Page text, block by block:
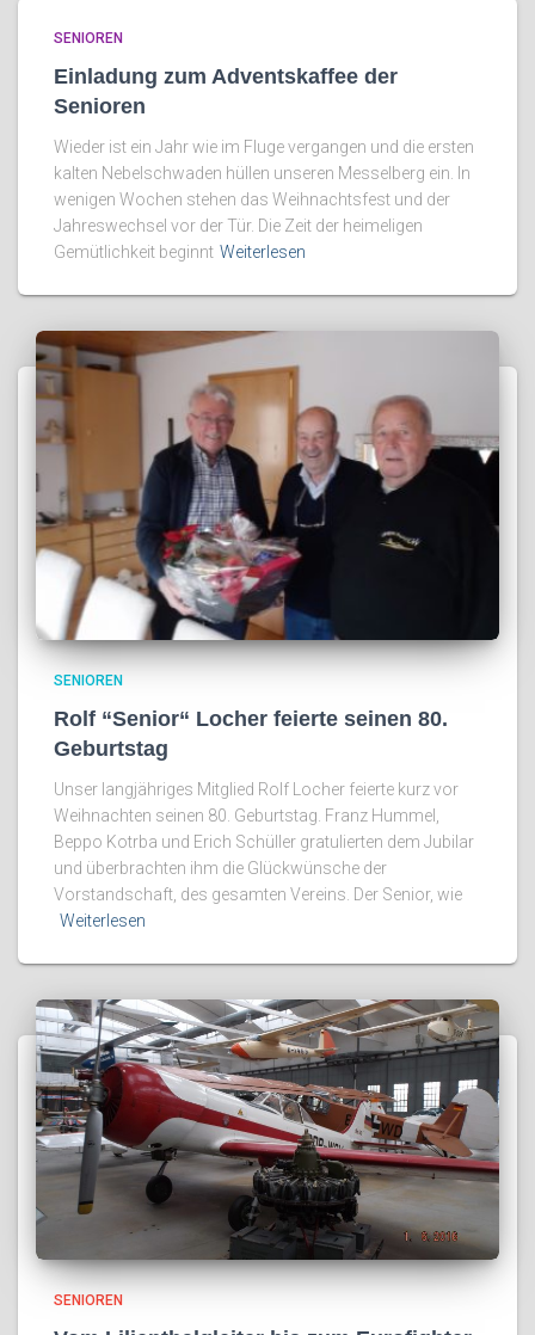
SENIOREN
Einladung zum Adventskaffee der
Senioren
Wieder ist ein Jahr wie im Fluge vergangen und die ersten
kalten Nebelschwaden hüllen unseren Messelberg ein. In
wenigen Wochen stehen das Weihnachtsfest und der
Jahreswechsel vor der Tür. Die Zeit der heimeligen
Gemütlichkeit beginnt Weiterlesen
SENIOREN
Rolf “Senior“ Locher feierte seinen 80.
Geburtstag
Unser langjähriges Mitglied Rolf Locher feierte kurz vor
Weihnachten seinen 80. Geburtstag. Franz Hummel,
Beppo Kotrba und Erich Schüller gratulierten dem Jubilar
und überbrachten ihm die Glückwünsche der
Vorstandschaft, des gesamten Vereins. Der Senior, wie
Weiterlesen
SENIOREN